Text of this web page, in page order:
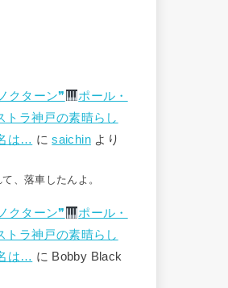
クターン❞
ポール・
トラ神戸の素晴らし
は… にsaichinより
、落車したんよ。
クターン❞
ポール・
トラ神戸の素晴らし
は… に Bobby Black